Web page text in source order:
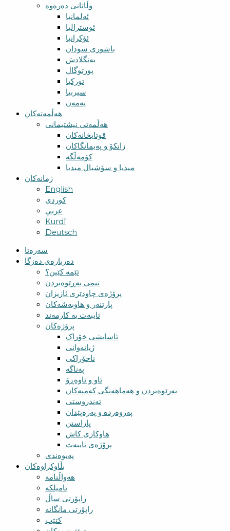
وڵاتانی دەرەوە
ئەلمانیا
ئوسترالیا
ئۆکرانیا
باشوری سودان
بەنگلادش
پورتوگال
تورکیا
سیربیا
یەمەن
هەڵمەتەکان
هەڵمەتی نیشتیمانی
قوتابخانەکان
زانکۆ و پەیمانگاکان
کۆمەڵگە
میدیا و سۆشیال میدیا
زمانەکان
English
کوردی
عربي
Kurdî
Deutsch
سەرەتا
دەربارەی دەزگا
ئێمە کێین؟
تیمی بەڕێوەبردن
پرۆژەی چاودێری ئازیزان
پارتنەر و هاوبەشەکان
تایبەت بە کارمەند
پرۆژەکان
ئاسایشی خۆراک
ژیانەوانی
ناخۆراکی
پەناگە
ئاو و ئاوەڕۆ
بەرێوەبردن و هەماهەنگی کەمپەکان
تەندروستی
پەروەردە و پەرەپێدان
پاراستن
هاوکاری کاش
پرۆژەی تایبەت
پەیوەندی
بڵاوکراوەکان
هەواڵنامە
نامیلکە
راپۆرتی ساڵ
راپۆرتی مانگانە
کتێب